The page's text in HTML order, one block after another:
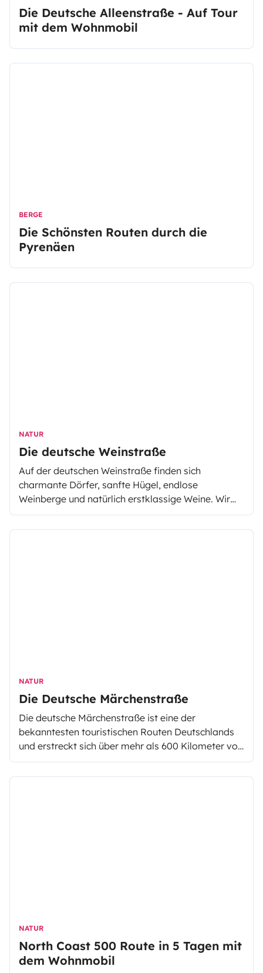
Die Deutsche Alleenstraße - Auf Tour
mit dem Wohnmobil
BERGE
Die Schönsten Routen durch die
Pyrenäen
NATUR
Die deutsche Weinstraße
Auf der deutschen Weinstraße finden sich
charmante Dörfer, sanfte Hügel, endlose
Weinberge und natürlich erstklassige Weine. Wir
zeigen dir die schönsten Orte und die besten
Campingplätze für einen unvergesslichen
NATUR
Die Deutsche Märchenstraße
Die deutsche Märchenstraße ist eine der
bekanntesten touristischen Routen Deutschlands
und erstreckt sich über mehr als 600 Kilometer von
Hanau bis nach Bremen. Besonders mit dem
Wohnmobil lässt sich die Gegend rundum die
NATUR
North Coast 500 Route in 5 Tagen mit
dem Wohnmobil